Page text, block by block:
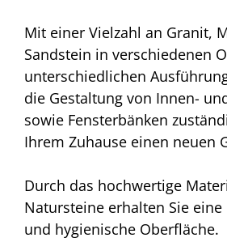
Mit einer Vielzahl an Granit,
Sandstein in verschiedenen
unterschiedlichen
die Gestaltung von Innen-
sowie Fensterbänken
Ihrem Zuhause einen neuen
Durch das hochwertige
Natursteine erhalten Sie
und hygienische Oberfläche.